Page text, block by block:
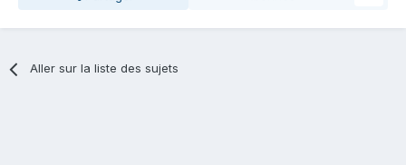
Aller sur la liste des sujets